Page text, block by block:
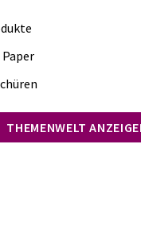
THEMENWELT